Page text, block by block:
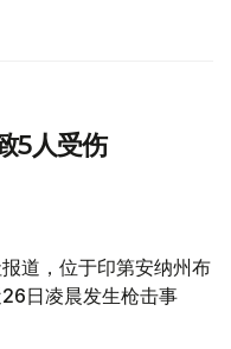
5人受伤
道，位于印第安纳州布
日凌晨发生枪击事